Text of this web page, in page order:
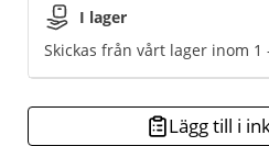
I lager
Skickas från vårt lager inom
Lägg till i